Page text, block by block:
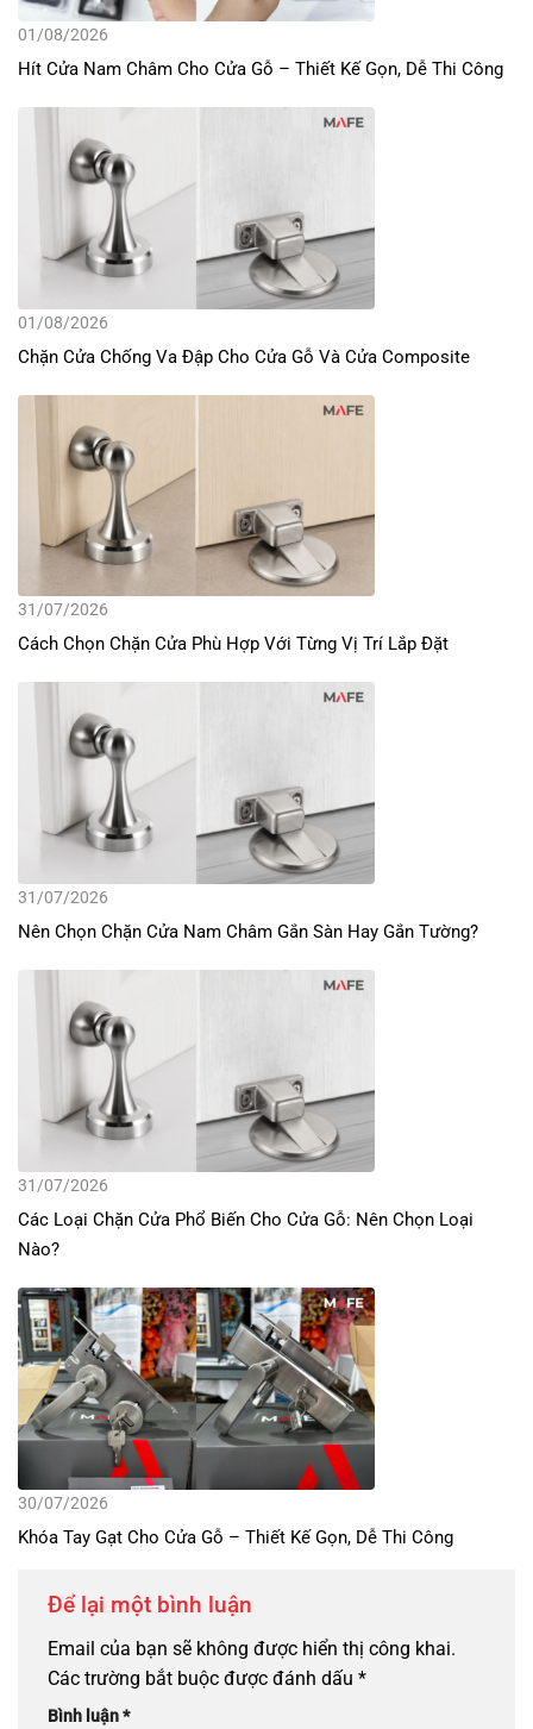
01/08/2026
Hít Cửa Nam Châm Cho Cửa Gỗ – Thiết Kế Gọn, Dễ Thi Công
01/08/2026
Chặn Cửa Chống Va Đập Cho Cửa Gỗ Và Cửa Composite
31/07/2026
Cách Chọn Chặn Cửa Phù Hợp Với Từng Vị Trí Lắp Đặt
31/07/2026
Nên Chọn Chặn Cửa Nam Châm Gắn Sàn Hay Gắn Tường?
31/07/2026
Các Loại Chặn Cửa Phổ Biến Cho Cửa Gỗ: Nên Chọn Loại
Nào?
30/07/2026
Khóa Tay Gạt Cho Cửa Gỗ – Thiết Kế Gọn, Dễ Thi Công
Để lại một bình luận
Email của bạn sẽ không được hiển thị công khai.
Các trường bắt buộc được đánh dấu *
Bình luận*